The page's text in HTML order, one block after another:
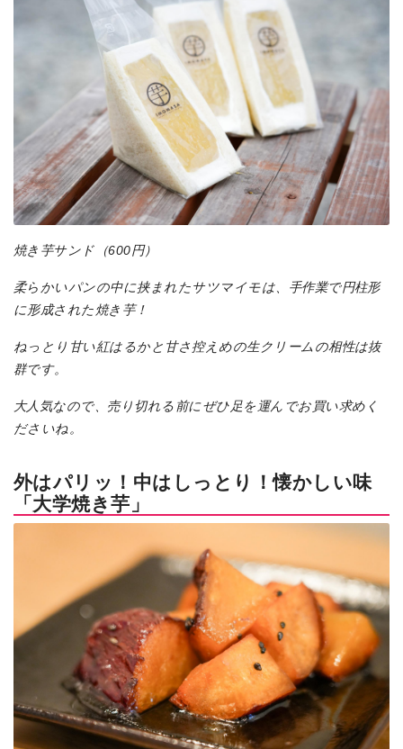
焼き芋サンド（600円）
柔らかいパンの中に挟まれたサツマイモは、手作業で円柱形
に形成された焼き芋！
ねっとり甘い紅はるかと甘さ控えめの生クリームの相性は抜
群です。
大人気なので、売り切れる前にぜひ足を運んでお買い求めく
ださいね。
外はパリッ！中はしっとり！懐かしい味
「大学焼き芋」